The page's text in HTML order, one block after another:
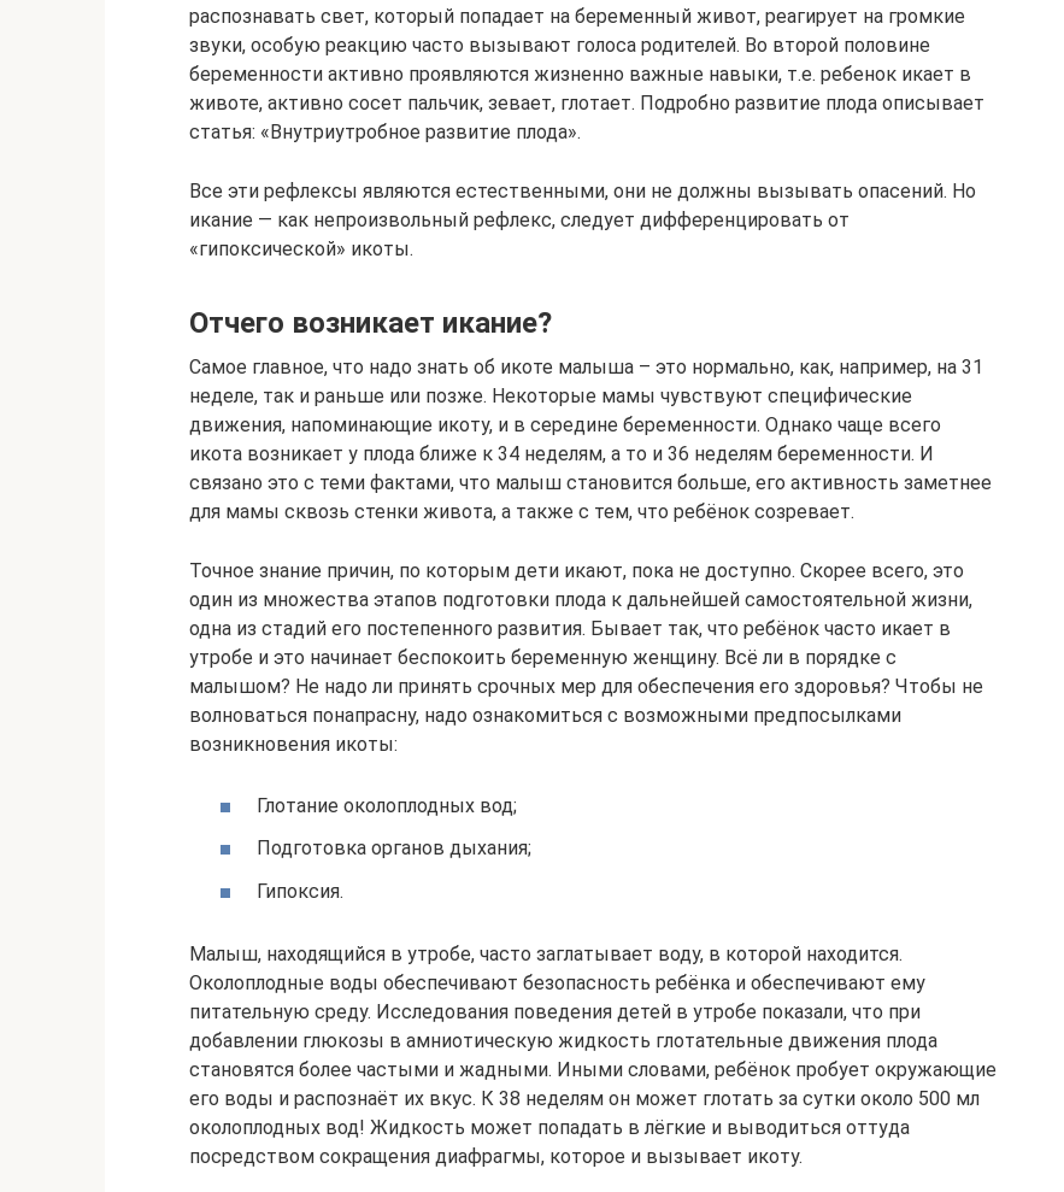
распознавать свет, который попадает на беременный живот, реагирует на громкие
звуки, особую реакцию часто вызывают голоса родителей. Во второй половине
беременности активно проявляются жизненно важные навыки, т.е. ребенок икает в
животе, активно сосет пальчик, зевает, глотает. Подробно развитие плода описывает
статья: «Внутриутробное развитие плода».
Все эти рефлексы являются естественными, они не должны вызывать опасений. Но
икание — как непроизвольный рефлекс, следует дифференцировать от
«гипоксической» икоты.
Отчего возникает икание?
Самое главное, что надо знать об икоте малыша – это нормально, как, например, на 31
неделе, так и раньше или позже. Некоторые мамы чувствуют специфические
движения, напоминающие икоту, и в середине беременности. Однако чаще всего
икота возникает у плода ближе к 34 неделям, а то и 36 неделям беременности. И
связано это с теми фактами, что малыш становится больше, его активность заметнее
для мамы сквозь стенки живота, а также с тем, что ребёнок созревает.
Точное знание причин, по которым дети икают, пока не доступно. Скорее всего, это
один из множества этапов подготовки плода к дальнейшей самостоятельной жизни,
одна из стадий его постепенного развития. Бывает так, что ребёнок часто икает в
утробе и это начинает беспокоить беременную женщину. Всё ли в порядке с
малышом? Не надо ли принять срочных мер для обеспечения его здоровья? Чтобы не
волноваться понапрасну, надо ознакомиться с возможными предпосылками
возникновения икоты:
Глотание околоплодных вод;
Подготовка органов дыхания;
Гипоксия.
Малыш, находящийся в утробе, часто заглатывает воду, в которой находится.
Околоплодные воды обеспечивают безопасность ребёнка и обеспечивают ему
питательную среду. Исследования поведения детей в утробе показали, что при
добавлении глюкозы в амниотическую жидкость глотательные движения плода
становятся более частыми и жадными. Иными словами, ребёнок пробует окружающие
его воды и распознаёт их вкус. К 38 неделям он может глотать за сутки около 500 мл
околоплодных вод! Жидкость может попадать в лёгкие и выводиться оттуда
посредством сокращения диафрагмы, которое и вызывает икоту.